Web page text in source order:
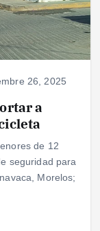
26, 2025
a
de 12
seguridad para
Morelos;